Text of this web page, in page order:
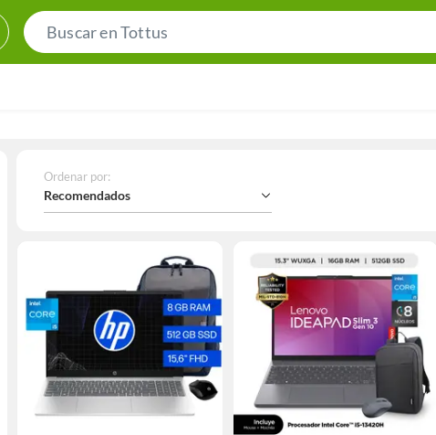
Bar
Ordenar por:
Recomendados